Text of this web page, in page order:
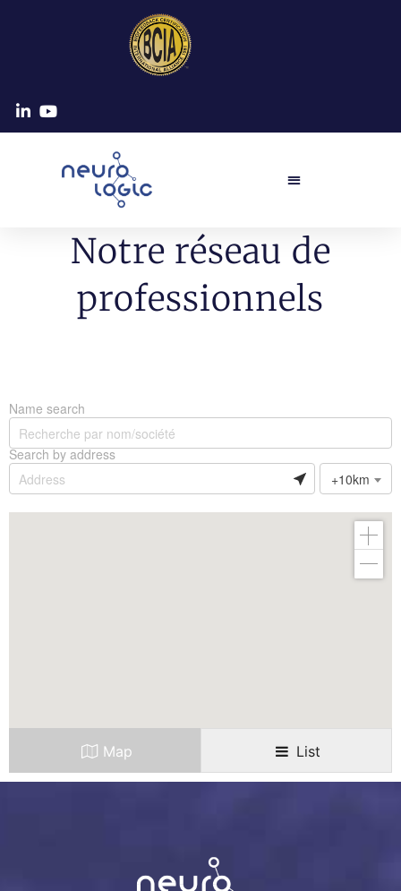
Notre réseau de
professionnels
Name search
Search by address
+10km
List
Map